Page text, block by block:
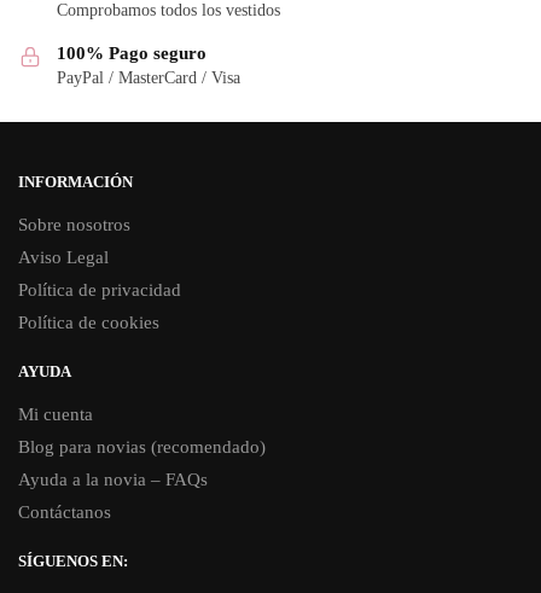
Comprobamos todos los vestidos
100% Pago seguro
PayPal / MasterCard / Visa
INFORMACIÓN
Sobre nosotros
Aviso Legal
Política de privacidad
Política de cookies
AYUDA
Mi cuenta
Blog para novias (recomendado)
Ayuda a la novia – FAQs
Contáctanos
SÍGUENOS EN: